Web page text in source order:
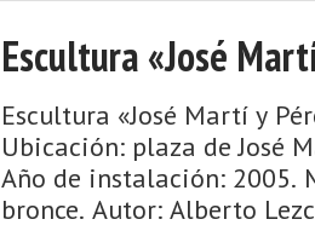
Escultura «José
Escultura «José Martí y
Ubicación: plaza de José
Año de instalación: 2005.
bronce. Autor: Alberto